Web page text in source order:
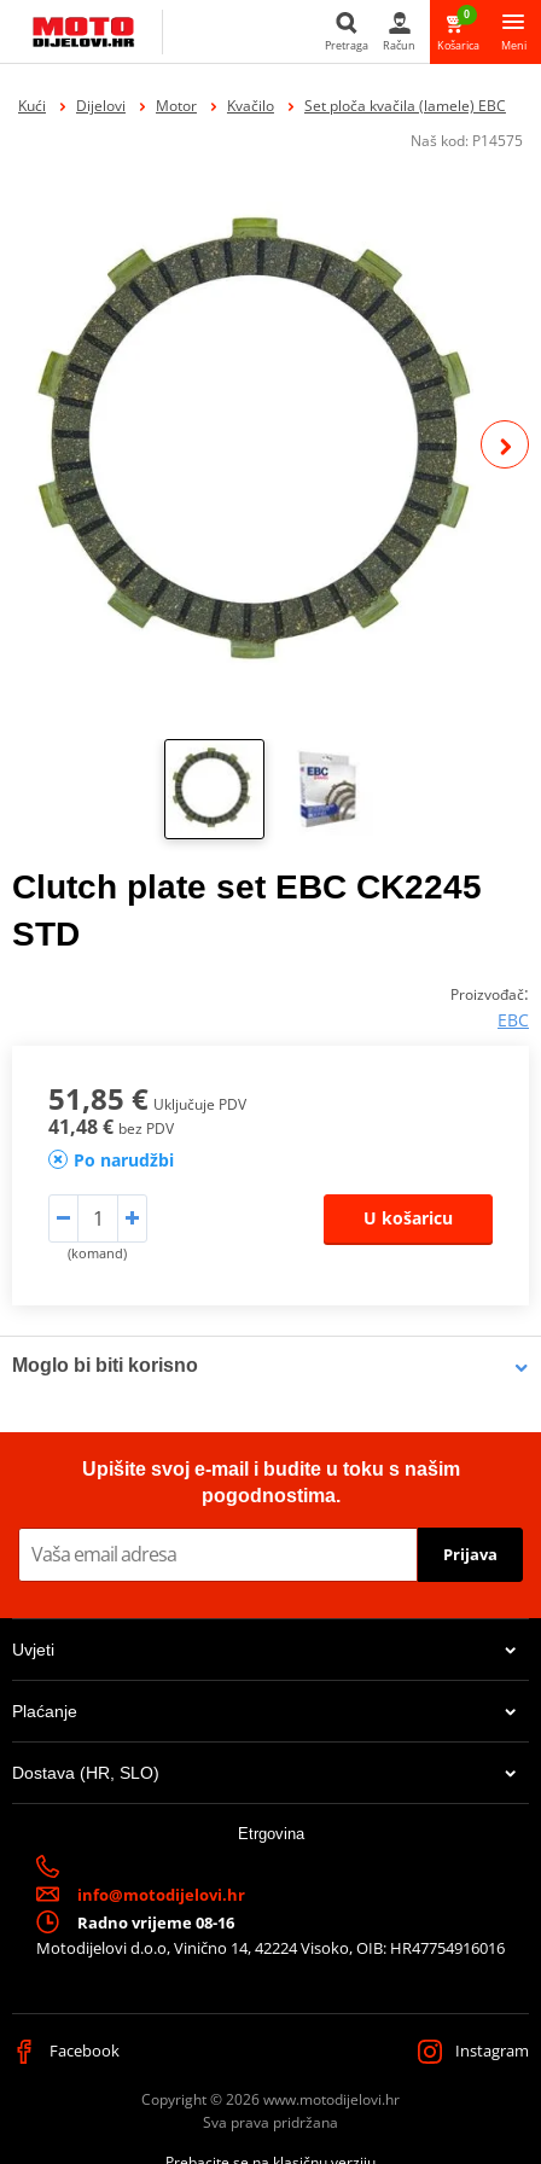
Pretraga
Pretraga Račun
0
Košarica Meni
Kući Dijelovi Motor Kvačilo
Set ploča kvačila (lamele) EBC
Naš kod: P14575
Clutch plate set EBC CK2245
STD
Proizvođač:
EBC
51,85 € Uključuje PDV
41,48 € bez PDV
Po narudžbi
(komand)
U košaricu
Moglo bi biti korisno
U centralnom skladištu
Upišite svoj e-mail i budite u toku s našim
pogodnostima.
Prijava
Uvjeti
Plaćanje
Dostava (HR, SLO)
Etrgovina
info@motodijelovi.hr
Radno vrijeme 08-16
Motodijelovi d.o.o, Vinično 14, 42224 Visoko, OIB: HR47754916016
Facebook Instagram
Copyright © 2026 www.motodijelovi.hr
Sva prava pridržana